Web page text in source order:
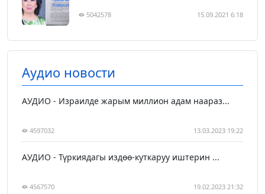
5042578 15.09.2021 6:18
Аудио новости
АУДИО - Израилде жарым миллион адам наараз...
4597032 13.03.2023 19:22
АУДИО - Түркиядагы издөө-куткаруу иштерин ...
4567570 19.02.2023 21:32